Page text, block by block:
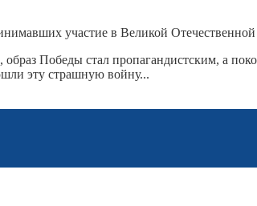
участие в Великой
Победы стал пропагандистским, а
эту страшную войну...